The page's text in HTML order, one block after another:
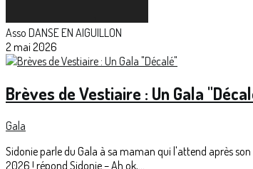
Asso DANSE EN AIGUILLON
2 mai 2026
Brèves de Vestiaire : Un Gala
Gala
Sidonie parle du Gala à sa maman qui l'attend après son
2026 ! répond Sidonie.– Ah ok,...